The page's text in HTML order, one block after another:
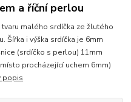
a říční perlou
malého srdíčka ze žlutého
Šířka i výška srdíčka je 6mm
(srdíčko s perlou) 11mm
procházející uchem 6mm)
popis